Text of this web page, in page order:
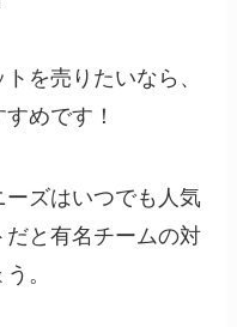
を売りたいなら、
めです！
ズはいつでも人気
と有名チームの対
。